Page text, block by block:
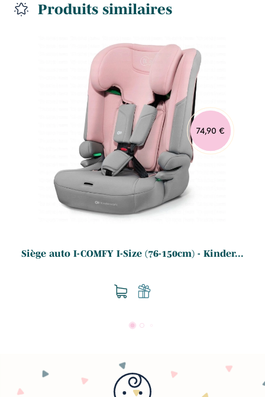
Produits similaires
74,90 €
Siège auto I-COMFY I-Size (76-150cm) - Kinder...